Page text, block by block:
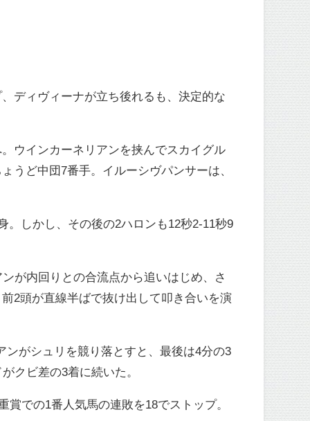
ディヴィーナが立ち後れるも、決定的な
ウインカーネリアンを挟んでスカイグル
うど中団7番手。イルーシヴパンサーは、
。しかし、その後の2ハロンも12秒2-11秒9
が内回りとの合流点から追いはじめ、さ
2頭が直線半ばで抜け出して叩き合いを演
がシュリを競り落とすと、最後は4分の3
クビ差の3着に続いた。
での1番人気馬の連敗を18でストップ。